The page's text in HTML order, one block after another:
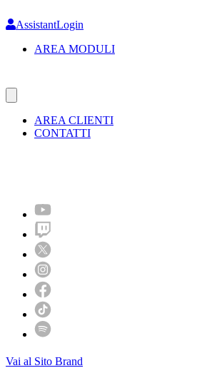
to
content
AssistantLogin
AREA MODULI
AREA CLIENTI
CONTATTI
Vai al Sito Brand